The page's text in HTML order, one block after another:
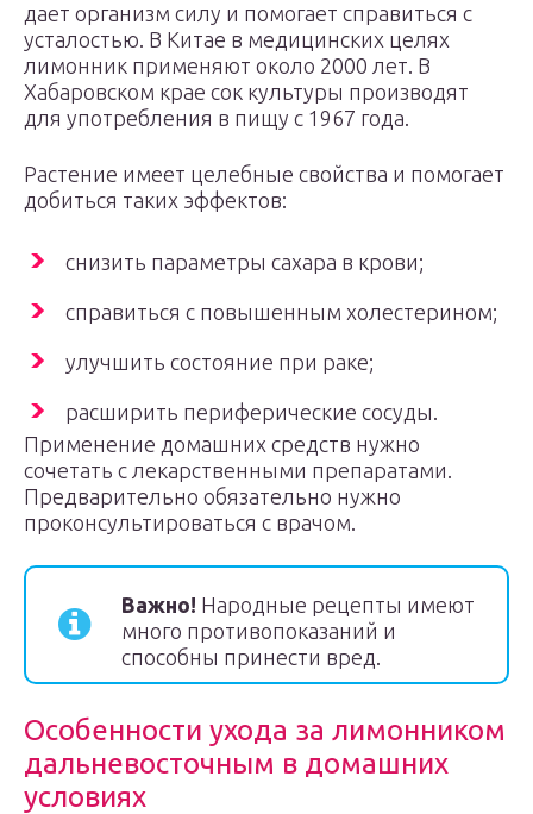
дает организм силу и помогает справиться с
усталостью. В Китае в медицинских целях
лимонник применяют около 2000 лет. В
Хабаровском крае сок культуры производят
для употребления в пищу с 1967 года.
Растение имеет целебные свойства и помогает
добиться таких эффектов:
снизить параметры сахара в крови;
справиться с повышенным холестерином;
улучшить состояние при раке;
расширить периферические сосуды.
Применение домашних средств нужно
сочетать с лекарственными препаратами.
Предварительно обязательно нужно
проконсультироваться с врачом.
Важно! Народные рецепты имеют
много противопоказаний и
способны принести вред.
Особенности ухода за лимонником
дальневосточным в домашних
условиях